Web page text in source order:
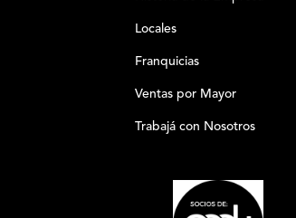
Locales
Franquicias
Ventas por Mayor
Trabajá con Nosotros